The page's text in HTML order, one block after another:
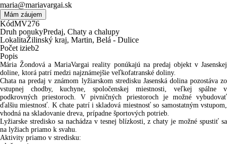
maria@mariavargai.sk
Mám záujem
KódMV276
Druh ponukyPredaj, Chaty a chalupy
LokalitaŽilinský kraj, Martin, Belá - Dulice
Počet izieb2
Popis
Mária Žondová a MariaVargai reality ponúkajú na predaj objekt v Jasenskej
doline, ktorá patrí medzi najznámejšie veľkofatranské doliny.
Chata na predaj v známom lyžiarskom stredisku Jasenská dolina pozostáva zo
vstupnej chodby, kuchyne, spoločenskej miestnosti, veľkej spálne v
podkrovných priestoroch. V pivničných priestoroch je možné vybudovať
ďalšiu miestnosť. K chate patrí i skladová miestnosť so samostatným vstupom,
vhodná na skladovanie dreva, prípadne športových potrieb.
Lyžiarske stredisko sa nachádza v tesnej blízkosti, z chaty je možné spustiť sa
na lyžiach priamo k svahu.
Aktivity priamo v stredisku: